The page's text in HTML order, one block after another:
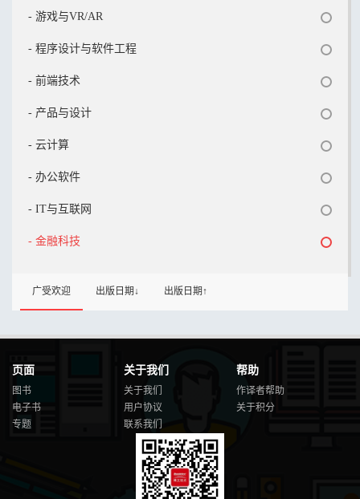
- 游戏与VR/AR
- 程序设计与软件工程
- 前端技术
- 产品与设计
- 云计算
- 办公软件
- IT与互联网
- 金融科技
广受欢迎 出版日期↓ 出版日期↑
页面
图书
电子书
专题
关于我们
关于我们
用户协议
联系我们
帮助
作译者帮助
关于积分